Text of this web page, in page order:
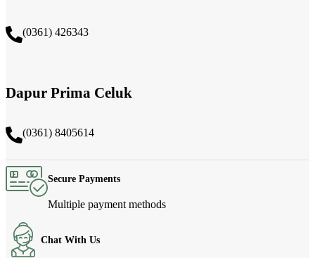
(0361) 426343
Dapur Prima Celuk
(0361) 8405614
Secure Payments
Multiple payment methods
Chat With Us